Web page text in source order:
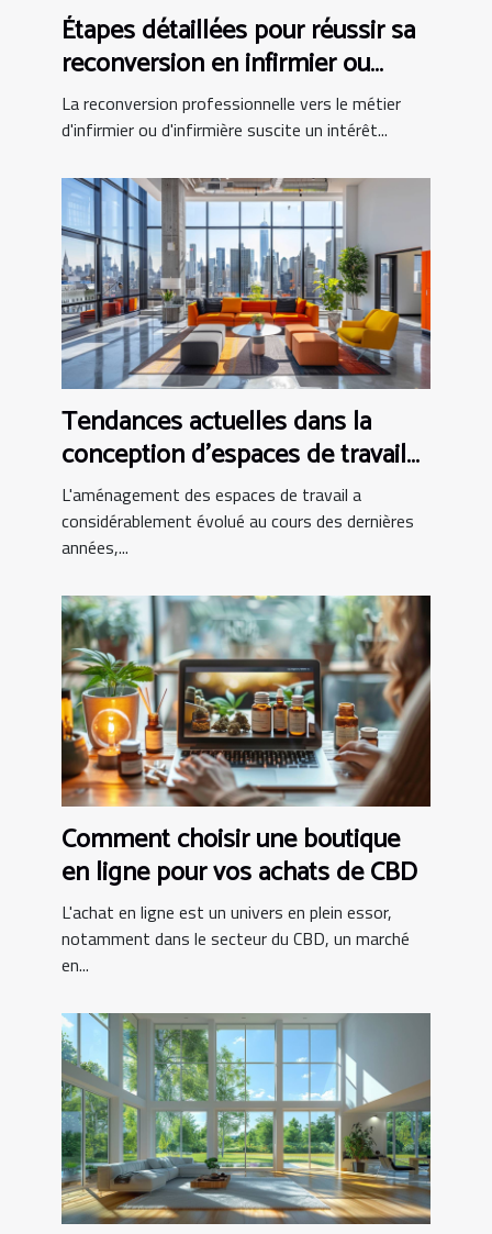
Étapes détaillées pour réussir sa
reconversion en infirmier ou
infirmière
La reconversion professionnelle vers le métier
d'infirmier ou d'infirmière suscite un intérêt...
Tendances actuelles dans la
conception d'espaces de travail
modernes
L'aménagement des espaces de travail a
considérablement évolué au cours des dernières
années,...
Comment choisir une boutique
en ligne pour vos achats de CBD
L'achat en ligne est un univers en plein essor,
notamment dans le secteur du CBD, un marché
en...